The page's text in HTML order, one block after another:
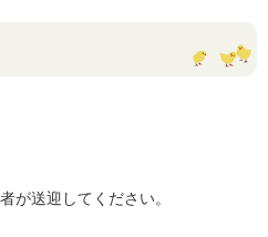
が送迎してください。